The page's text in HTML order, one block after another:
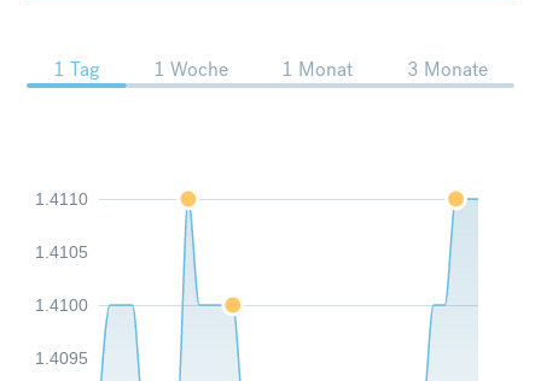
1 Tag 1 Woche 1 Monat 3 Monate
1.4095
1.4100
1.4105
1.4110